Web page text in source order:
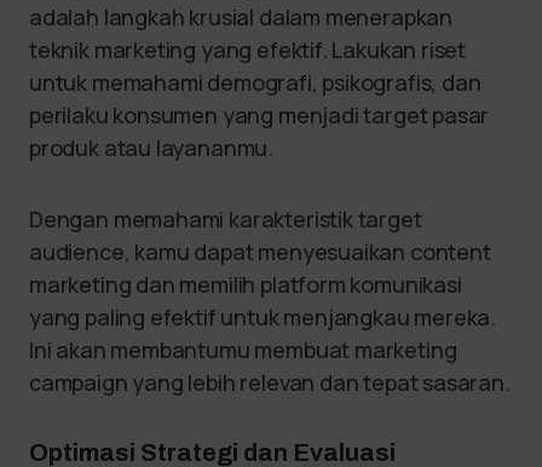
adalah langkah krusial dalam menerapkan
teknik marketing yang efektif. Lakukan riset
untuk memahami demografi, psikografis, dan
perilaku konsumen yang menjadi target pasar
produk atau layananmu.
Dengan memahami karakteristik target
audience, kamu dapat menyesuaikan content
marketing dan memilih platform komunikasi
yang paling efektif untuk menjangkau mereka.
Ini akan membantumu membuat marketing
campaign yang lebih relevan dan tepat sasaran.
Optimasi Strategi dan Evaluasi